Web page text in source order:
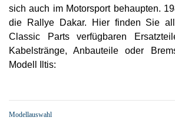
sich auch im Motorsport behaupten.
die Rallye Dakar. Hier finden Sie
Classic Parts verfügbaren
Kabelstränge, Anbauteile oder
Modell Iltis:
Modellauswahl